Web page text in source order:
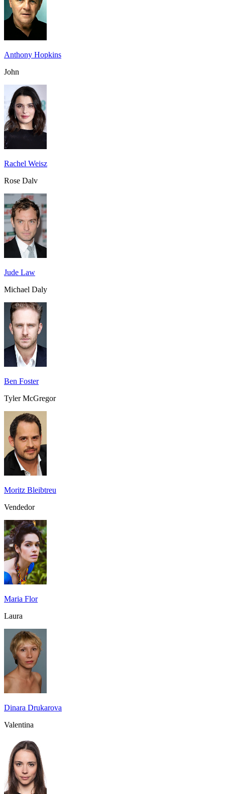
Anthony Hopkins
John
Rachel Weisz
Rose Dalv
Jude Law
Michael Daly
Ben Foster
Tyler McGregor
Moritz Bleibtreu
Vendedor
Maria Flor
Laura
Dinara Drukarova
Valentina